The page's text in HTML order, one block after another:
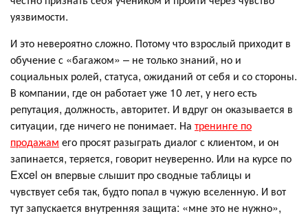
уязвимости.
И это невероятно сложно. Потому что взрослый приходит в
обучение с «багажом» – не только знаний, но и
социальных ролей, статуса, ожиданий от себя и со стороны.
В компании, где он работает уже 10 лет, у него есть
репутация, должность, авторитет. И вдруг он оказывается в
ситуации, где ничего не понимает. На тренинге по
продажам его просят разыграть диалог с клиентом, и он
запинается, теряется, говорит неуверенно. Или на курсе по
Excel он впервые слышит про сводные таблицы и
чувствует себя так, будто попал в чужую вселенную. И вот
тут запускается внутренняя защита: «мне это не нужно»,